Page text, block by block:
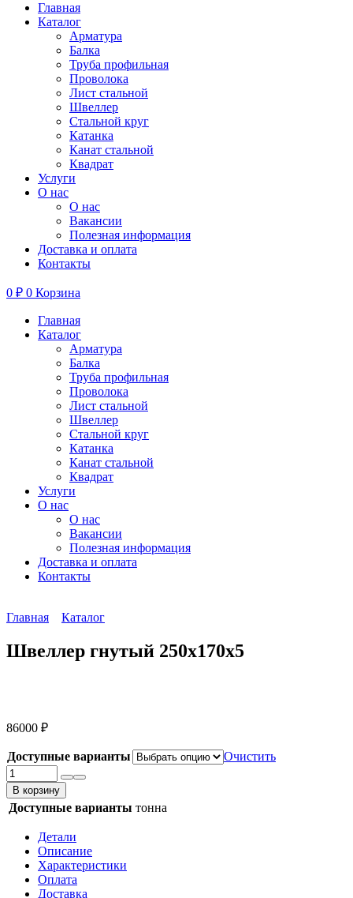
Главная
Каталог
Арматура
Балка
Труба профильная
Проволока
Лист стальной
Швеллер
Стальной круг
Катанка
Канат стальной
Квадрат
Услуги
О нас
О нас
Вакансии
Полезная информация
Доставка и оплата
Контакты
0 ₽ 0 Корзина
Главная
Каталог
Арматура
Балка
Труба профильная
Проволока
Лист стальной
Швеллер
Стальной круг
Катанка
Канат стальной
Квадрат
Услуги
О нас
О нас
Вакансии
Полезная информация
Доставка и оплата
Контакты
Главная Каталог
Швеллер гнутый 250х170х5
86000 ₽
Доступные варианты
Очистить
Количество
товара
Швеллер
гнутый
В корзину
Доступные варианты тонна
Детали
Описание
Характеристики
Оплата
Доставка